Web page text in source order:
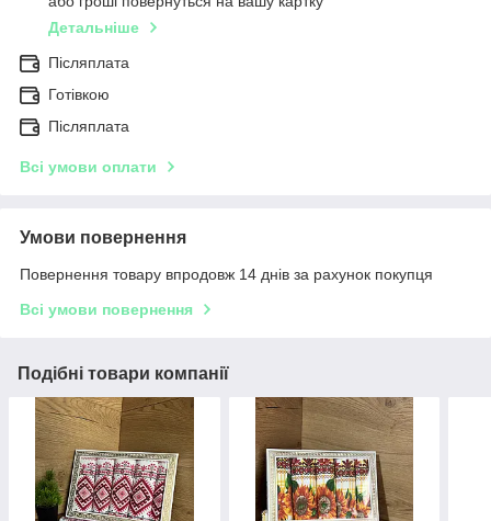
Детальніше
Післяплата
Готівкою
Післяплата
Всі умови оплати
Умови повернення
Повернення товару впродовж 14 днів за рахунок покупця
Всі умови повернення
Подібні товари компанії